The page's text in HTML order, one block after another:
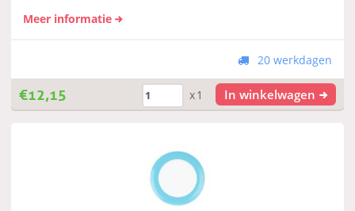
Meer informatie
20 werkdagen
€12,15 x1 In winkelwagen